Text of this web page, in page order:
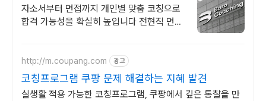
및 면접대비 완벽정리
자소서부터 면접까지 개인별 맞춤 코칭으로
합격 가능성을 확실히 높입니다 전현직 면접
http://m.coupang.com 광고
코칭프로그램 쿠팡 문제 해결하는 지혜 발견
실생활 적용 가능한 코칭프로그램, 쿠팡에서 깊은 통찰을 만